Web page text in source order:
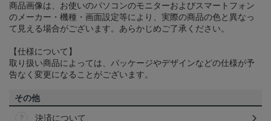
商品画像は、お使いのパソコンのモニターおよびスマートフォン
のメーカー・機種・画面設定等により、実際の商品の色と異なっ
て見える場合がございます。あらかじめご了承ください。
【仕様について】
取り扱い商品によっては、パッケージやデザインなどの仕様が予
告なく変更になることがございます。
その他
決済について